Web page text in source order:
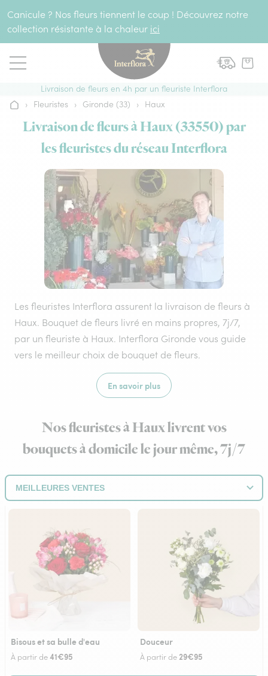
Canicule ? Nos fleurs tiennent le coup ! Découvrez notre
collection résistante à la chaleur ici
Livraison de fleurs en 4h par un fleuriste Interflora
Accueil
› Fleuristes › Gironde (33) › Haux
Livraison de fleurs à Haux (33550) par
les fleuristes du réseau Interflora
Les fleuristes Interflora assurent la livraison de fleurs à
Haux. Bouquet de fleurs livré en mains propres, 7j/7,
par un fleuriste à Haux. Interflora Gironde vous guide
vers le meilleur choix de bouquet de fleurs.
En savoir plus
Nos fleuristes à Haux livrent vos
bouquets à domicile le jour même, 7j/7
Bisous et sa bulle d'eau
À partir de41€95
Douceur
À partir de 29€95